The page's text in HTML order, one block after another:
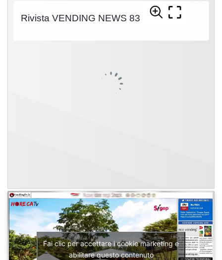
Fai clic per accettare i cookie marketing e
abilitare questo contenuto